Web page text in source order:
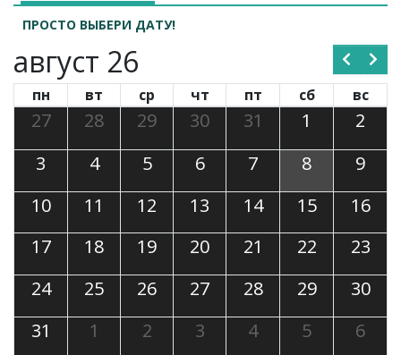
ПРОСТО ВЫБЕРИ ДАТУ!
август 26
пн вт ср чт пт сб вс
27 28 29 30 31 1
2
3
4 5 6 7 8
9
10
11 12 13 14 15
16
17
18 19 20 21 22
23
24
25 26 27 28 29
30
31
1 2 3 4 5 6